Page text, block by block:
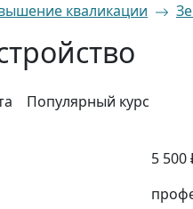
кваликации
Популярный курс
5 500